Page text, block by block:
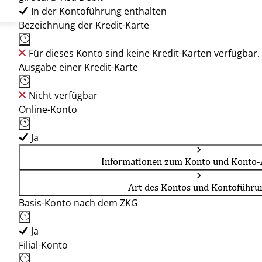
In der Kontoführung enthalten
Bezeichnung der Kredit-Karte
Für dieses Konto sind keine Kredit-Karten verfügbar.
Ausgabe einer Kredit-Karte
Nicht verfügbar
Online-Konto
Ja
Informationen zum Konto und
Art des Kontos und
Basis-Konto nach dem ZKG
Ja
Filial-Konto